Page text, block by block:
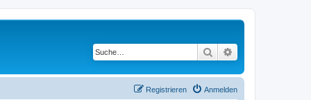
Suche
Anmelden
Registrieren